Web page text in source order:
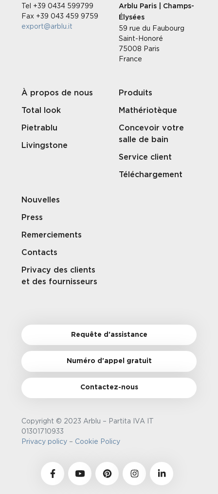
Tel +39 0434 599799
Fax +39 043 459 9759
export@arblu.it
Arblu Paris | Champs-
Élysées
59 rue du Faubourg
Saint-Honoré
75008 Paris
France
À propos de nous
Total look
Pietrablu
Livingstone
Produits
Mathériotèque
Concevoir votre
salle de bain
Service client
Téléchargement
Nouvelles
Press
Remerciements
Contacts
Privacy des clients
et des fournisseurs
Requête d'assistance
Numéro d'appel gratuit
Contactez-nous
Copyright © 2023 Arblu – Partita IVA IT
01301710933
Privacy policy – Cookie Policy